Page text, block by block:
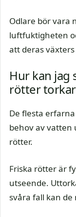
Odlare bör vara
luftfuktigheten
att deras
Hur kan jag
rötter
De flesta
behov av vatten
rötter.
Friska rötter är
utseende.
svåra fall kan